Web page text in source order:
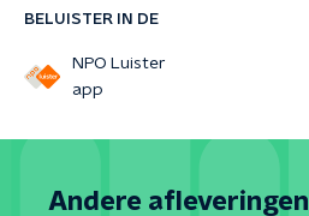
BELUISTER IN DE
NPO Luister
app
Andere afleveringen